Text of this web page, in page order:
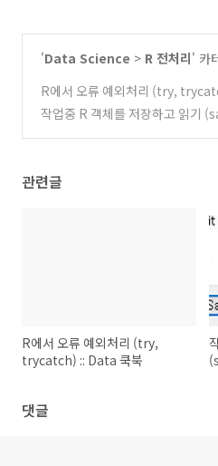
'Data Science > R 전처리' 카
R에서 오류 예외처리 (try,
북
(0)
작업중 R 객체를 저장하고 읽기
관련글
R에서 오류 예외처리 (try,
trycatch) :: Data 쿡북
댓글